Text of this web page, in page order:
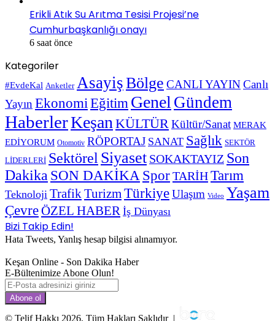
Erikli Atık Su Arıtma Tesisi Projesi’ne
Cumhurbaşkanlığı onayı
6 saat önce
Kategoriler
#EvdeKal Anketler AsayişBölge CANLI YAYINCanlı
Yayın Ekonomi Eğitim Genel Gündem
HaberlerKeşan KÜLTÜRKültür/Sanat MERAK
EDİYORUM Otomotiv RÖPORTAJ SANAT Sağlık SEKTÖR
LİDERLERİ Sektörel Siyaset SOKAKTAYIZ Son
Dakika SON DAKİKA SporTARİHTarım
Teknoloji TrafikTurizmTürkiyeUlaşım Video Yaşam
ÇevreÖZEL HABER İş Dünyası
Bizi Takip Edin!
Hata Tweets, Yanlış hesap bilgisi alınamıyor.
Keşan Online - Son Dakika Haber
E-Bültenimize Abone Olun!
E-
Posta
adresinizi
giriniz
© Telif Hakkı 2026, Tüm Hakları Saklıdır |